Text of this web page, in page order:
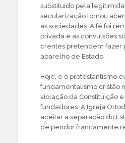
substituído pela
secularização tornou
as sociedades. A fé foi
privada e as convulsões
crentes pretendem fazer
aparelho de Estado.
Hoje, é o protestantismo
fundamentalismo cristão
violação da Constituição
fundadores. A Igreja
aceitar a separação do
de pendor francamente